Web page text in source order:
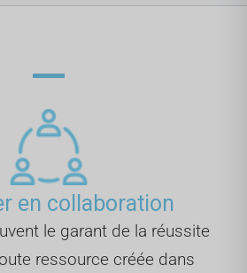
en collaboration
le garant de la réussite
ressource créée dans